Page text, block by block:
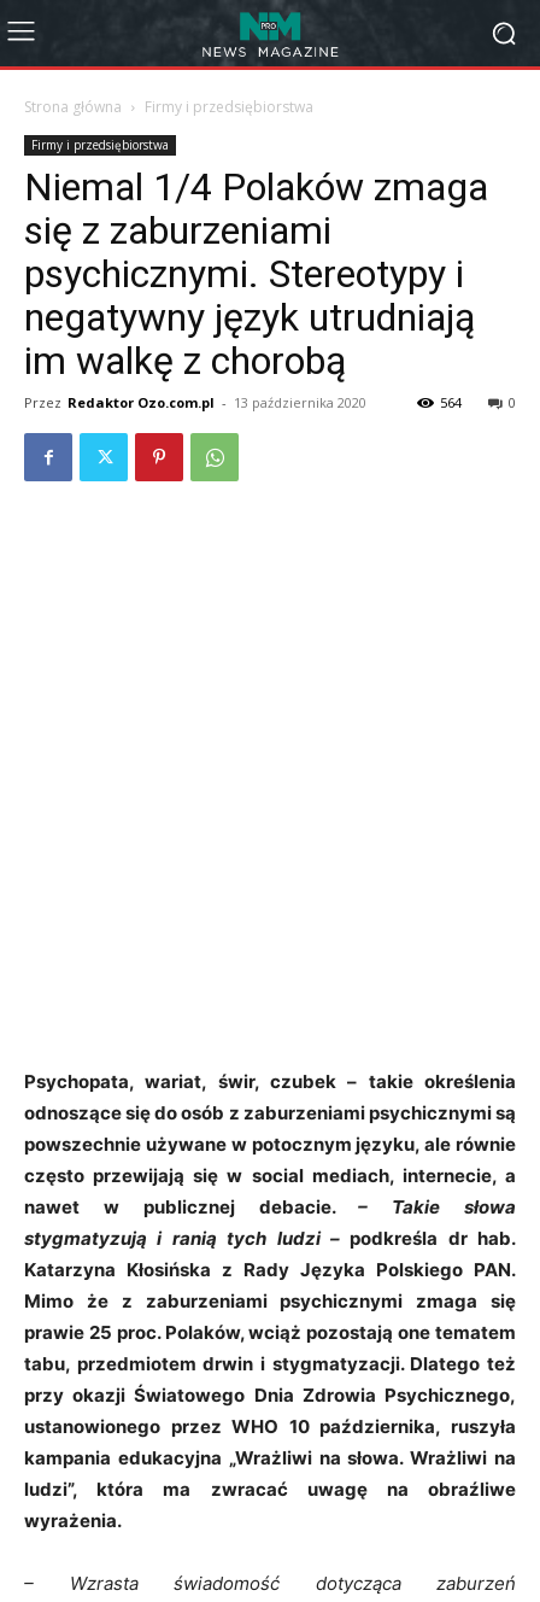
Strona główna Firmy i przedsiębiorstwa
Firmy i przedsiębiorstwa
Niemal 1/4 Polaków zmaga
się z zaburzeniami
psychicznymi. Stereotypy i
negatywny język utrudniają
im walkę z chorobą
Przez Redaktor Ozo.com.pl - 13 października 2020 0
564
Psychopata, wariat, świr, czubek – takie określenia
odnoszące się do osób z zaburzeniami psychicznymi są
powszechnie używane w potocznym języku, ale równie
często przewijają się w social mediach, internecie, a
nawet w publicznej debacie.– Takie słowa
stygmatyzują i ranią tych ludzi –podkreśla dr hab.
Katarzyna Kłosińska z Rady Języka Polskiego PAN.
Mimo że z zaburzeniami psychicznymi zmaga się
prawie 25 proc. Polaków, wciąż pozostają one tematem
tabu, przedmiotem drwin i stygmatyzacji. Dlatego też
przy okazji Światowego Dnia Zdrowia Psychicznego,
ustanowionego przez WHO 10 października, ruszyła
kampania edukacyjna „Wrażliwi na słowa. Wrażliwi na
ludzi”, która ma zwracać uwagę na obraźliwe
wyrażenia.
– Wzrasta świadomość dotycząca zaburzeń